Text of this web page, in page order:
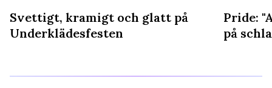
Svettigt, kramigt och glatt på
Underklädesfesten
Pride:
på